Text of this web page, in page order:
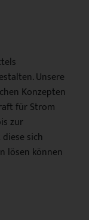
Unsere
Konzepten
für Strom
zur
sich
lösen können